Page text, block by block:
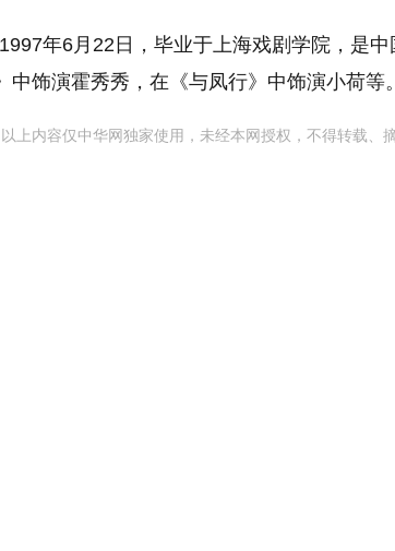
年6月22日，毕业于上海戏剧学院，是
中饰演霍秀秀，在《与凤行》中饰演小荷等。
以上内容仅中华网独家使用，未经本网授权，不得转载、